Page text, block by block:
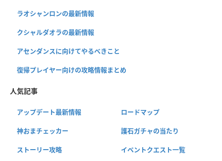
ラオシャンロンの最新情報
クシャルダオラの最新情報
アセンダンスに向けてやるべきこと
復帰プレイヤー向けの攻略情報まとめ
人気記事
アップデート最新情報 ロードマップ
神おまチェッカー 護石ガチャの当たり
ストーリー攻略 イベントクエスト一覧